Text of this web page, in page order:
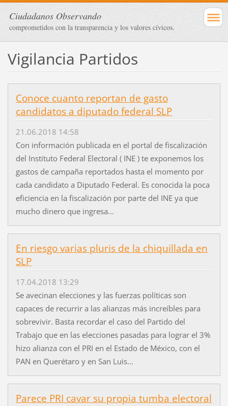
Ciudadanos Observando
comprometidos con la transparencia y los valores cívicos.
Vigilancia Partidos
Conoce cuanto reportan de gasto
candidatos a diputado federal SLP
21.06.2018 14:58
Con información publicada en el portal de fiscalización
del Instituto Federal Electoral ( INE ) te exponemos los
gastos de campaña reportados hasta el momento por
cada candidato a Diputado Federal. Es conocida la poca
eficiencia en la fiscalización por parte del INE ya que
mucho dinero que ingresa...
En riesgo varias pluris de la chiquillada en
SLP
17.04.2018 13:29
Se avecinan elecciones y las fuerzas políticas son
capaces de recurrir a las alianzas más increíbles para
sobrevivir. Basta recordar el caso del Partido del
Trabajo que en las elecciones pasadas para lograr el 3%
hizo alianza con el PRI en el Estado de México, con el
PAN en Querétaro y en San Luis...
Parece PRI cavar su propia tumba electoral